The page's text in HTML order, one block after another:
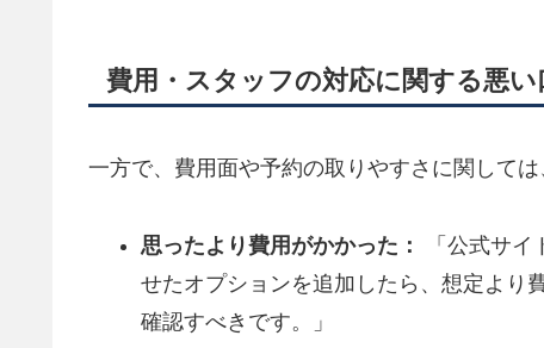
費用・スタッフの対応に関する悪い
一方で、費用面や予約の取りやすさに関して
思ったより費用がかかった：
「公式サイ
せたオプションを追加したら、想定より
確認すべきです。」